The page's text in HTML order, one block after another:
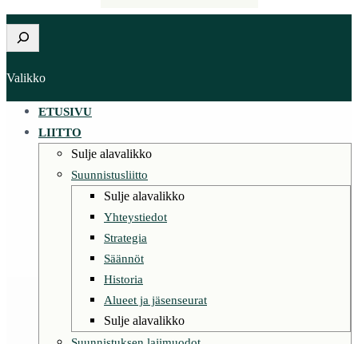
Etsi
Valikko
ETUSIVU
LIITTO
Sulje alavalikko
Suunnistusliitto
Sulje alavalikko
Yhteystiedot
Strategia
Säännöt
Historia
Alueet ja jäsenseurat
Sulje alavalikko